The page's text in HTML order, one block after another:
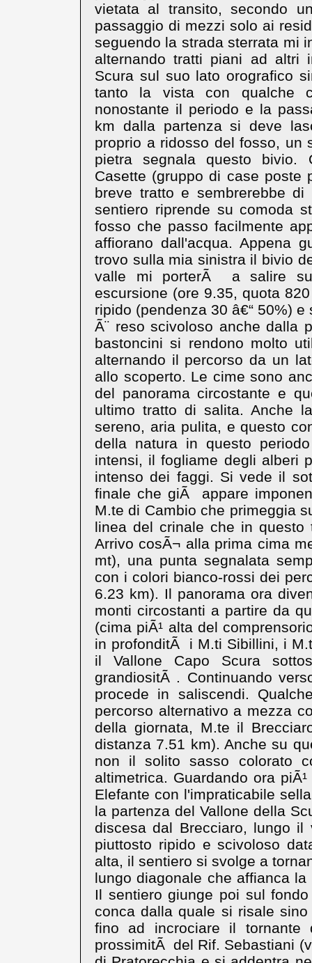
vietata al transito, secondo
passaggio di mezzi solo ai
seguendo la strada sterrata mi
alternando tratti piani ad altri
Scura sul suo lato orografico
tanto la vista con qualche
nonostante il periodo e la
km dalla partenza si deve
proprio a ridosso del fosso, un
pietra segnala questo bivio.
Casette (gruppo di case poste
breve tratto e sembrerebbe
sentiero riprende su comoda
fosso che passo facilmente
affiorano dall'acqua. Appena
trovo sulla mia sinistra il bivio
valle mi porterÃ a salire
escursione (ore 9.35, quota
ripido (pendenza 30 â€“ 50%)
Ã¨ reso scivoloso anche dalla
bastoncini si rendono molto
alternando il percorso da un
allo scoperto. Le cime sono
del panorama circostante e
ultimo tratto di salita. Anche
sereno, aria pulita, e questo
della natura in questo
intensi, il fogliame degli alberi
intenso dei faggi. Si vede il
finale che giÃ appare
M.te di Cambio che primeggia
linea del crinale che in questo
Arrivo cosÃ¬ alla prima cima
mt), una punta segnalata
con i colori bianco-rossi dei
6.23 km). Il panorama ora
monti circostanti a partire da
(cima piÃ¹ alta del
in profonditÃ i M.ti Sibillini, i
il Vallone Capo Scura
grandiositÃ . Continuando
procede in saliscendi.
percorso alternativo a mezza
della giornata, M.te il
distanza 7.51 km). Anche su
non il solito sasso colorato
altimetrica. Guardando ora
Elefante con l'impraticabile
la partenza del Vallone della
discesa dal Brecciaro, lungo il
piuttosto ripido e scivoloso
alta, il sentiero si svolge a
lungo diagonale che affianca
Il sentiero giunge poi sul
conca dalla quale si risale
fino ad incrociare il tornante
prossimitÃ del Rif. Sebastiani